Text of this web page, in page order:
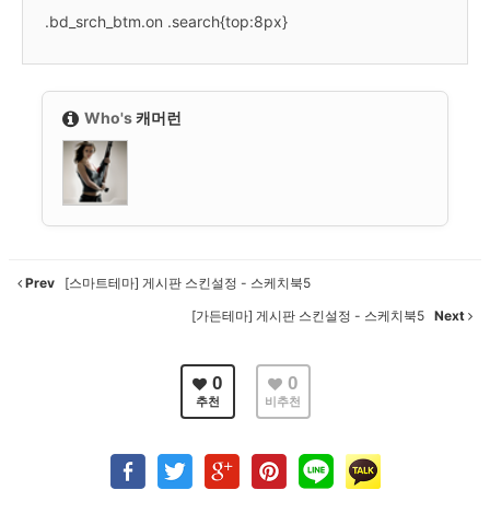
.bd_srch_btm.on .search{top:8px}
Who's캐머런
Prev
[스마트테마] 게시판 스킨설정 - 스케치북5
[가든테마] 게시판 스킨설정 - 스케치북5 Next
0
추천
0
비추천